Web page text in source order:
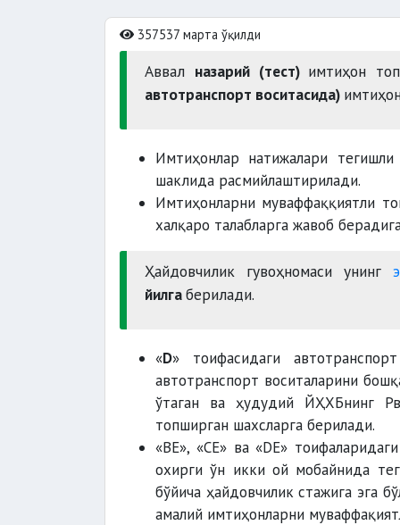
357537 марта ўқилди
Аввал назарий (тест) имтиҳон
автотранспорт воситасида)
Имтиҳонлар натижалари тегишли
шаклида расмийлаштирилади.
Имтиҳонларни муваффаққиятли
халқаро талабларга жавоб
Ҳайдовчилик гувоҳномаси унинг
йилгаберилади.
«D» тоифасидаги
автотранспорт воситаларини
ўтаган ва ҳудудий ЙҲХБнинг
топширган шахсларга берилади.
«BЕ», «CЕ» ва «DЕ»
охирги ўн икки ой мобайнида
бўйича ҳайдовчилик стажига эга
амалий имтиҳонларни